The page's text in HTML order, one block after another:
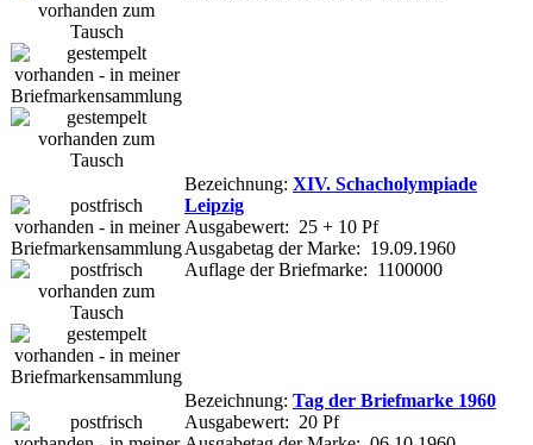
Bezeichnung: XIV. Schacholympiade
Leipzig
Ausgabewert: 25 + 10 Pf
Ausgabetag der Marke: 19.09.1960
Auflage der Briefmarke: 1100000
Bezeichnung: Tag der Briefmarke 1960
Ausgabewert: 20 Pf